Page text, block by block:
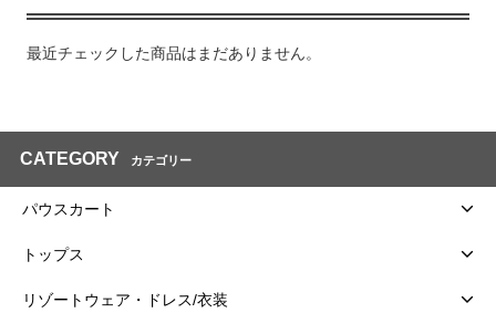
最近チェックした商品はまだありません。
CATEGORY カテゴリー
パウスカート
トップス
リゾートウェア・ドレス/衣装